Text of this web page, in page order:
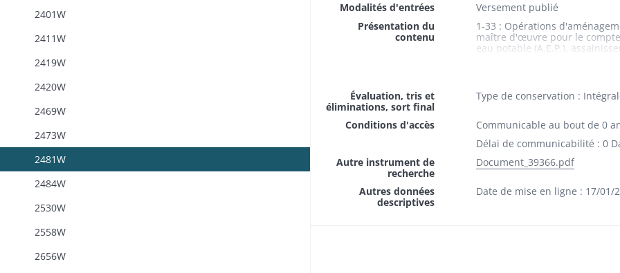
2401W
2411W
2419W
2420W
2469W
2473W
2481W
2484W
2530W
2558W
2656W
Modalités d'entrées
Versement publié
Présentation du
contenu
1-33 : Opérations
maître d'œuvre pour le
eau potable (A.E.P.),
Évaluation, tris et
éliminations, sort final
Type de conservation :
Conditions d'accès
Communicable au bout de 0
Délai de communicabilité : 0
Autre instrument de
recherche
Document_39366.pdf
Autres données
descriptives
Date de mise en ligne : 17/01/